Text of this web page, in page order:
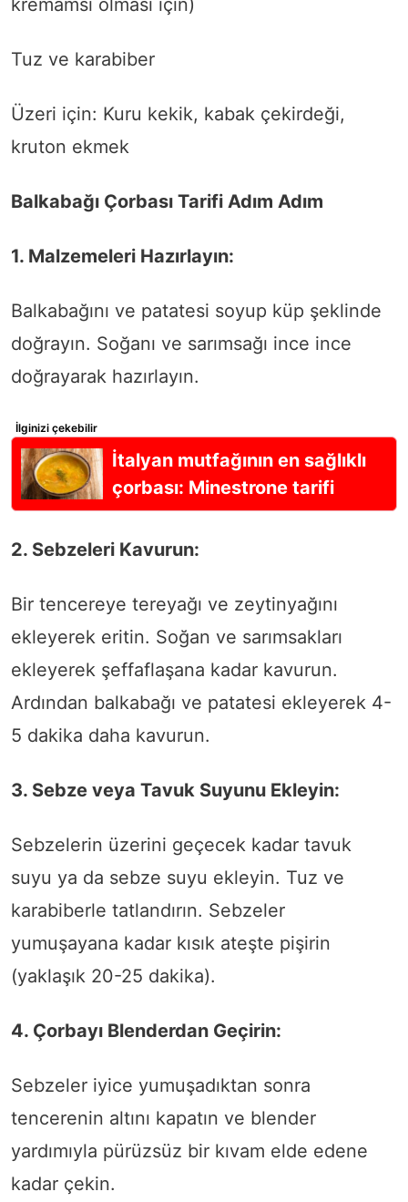
kremamsı olması için)
Tuz ve karabiber
Üzeri için: Kuru kekik, kabak çekirdeği,
kruton ekmek
Balkabağı Çorbası Tarifi Adım Adım
1. Malzemeleri Hazırlayın:
Balkabağını ve patatesi soyup küp şeklinde
doğrayın. Soğanı ve sarımsağı ince ince
doğrayarak hazırlayın.
İlginizi çekebilir
İtalyan mutfağının en sağlıklı
çorbası: Minestrone tarifi
2. Sebzeleri Kavurun:
Bir tencereye tereyağı ve zeytinyağını
ekleyerek eritin. Soğan ve sarımsakları
ekleyerek şeffaflaşana kadar kavurun.
Ardından balkabağı ve patatesi ekleyerek 4-
5 dakika daha kavurun.
3. Sebze veya Tavuk Suyunu Ekleyin:
Sebzelerin üzerini geçecek kadar tavuk
suyu ya da sebze suyu ekleyin. Tuz ve
karabiberle tatlandırın. Sebzeler
yumuşayana kadar kısık ateşte pişirin
(yaklaşık 20-25 dakika).
4. Çorbayı Blenderdan Geçirin:
Sebzeler iyice yumuşadıktan sonra
tencerenin altını kapatın ve blender
yardımıyla pürüzsüz bir kıvam elde edene
kadar çekin.